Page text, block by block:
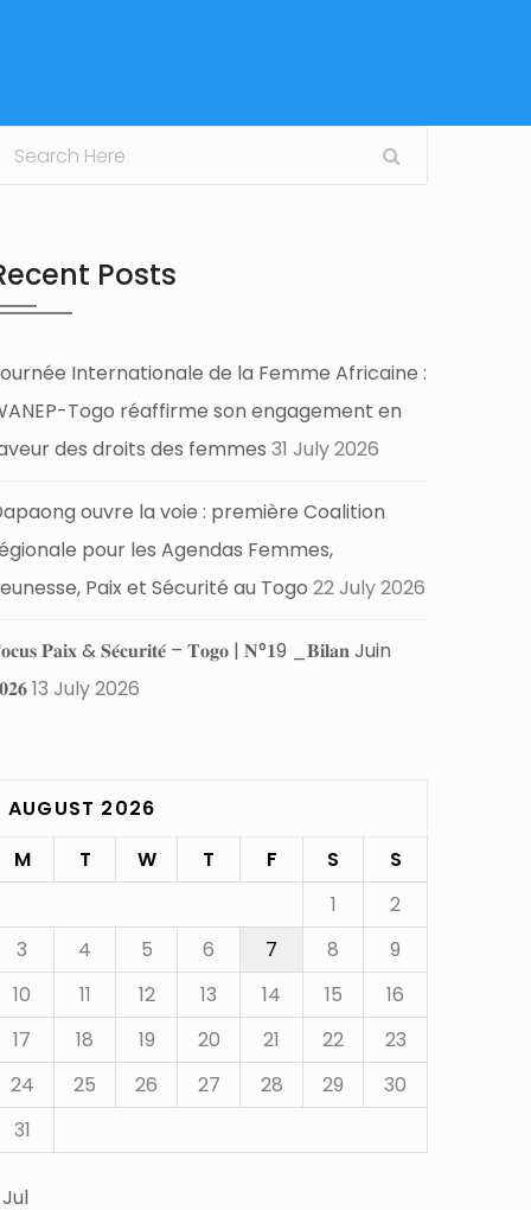
Posts
Internationale de la Femme Africaine :
Togo réaffirme son engagement en
des droits des femmes 31 July 2026
ouvre la voie : première Coalition
pour les Agendas Femmes,
Paix et Sécurité au Togo 22 July 2026
𝐏𝐚𝐢𝐱 & 𝐒𝐞́𝐜𝐮𝐫𝐢𝐭𝐞́ – 𝐓𝐨𝐠𝐨 | 𝐍°𝟏9 _𝐁𝐢𝐥𝐚𝐧 Juin
13 July 2026
AUGUST 2026
M
T W T F S
S
1
2
3
4 5 6 7 8
9
10
11 12 13 14 15
16
17
18 19 20 21 22
23
24
25 26 27 28 29
30
31
Jul